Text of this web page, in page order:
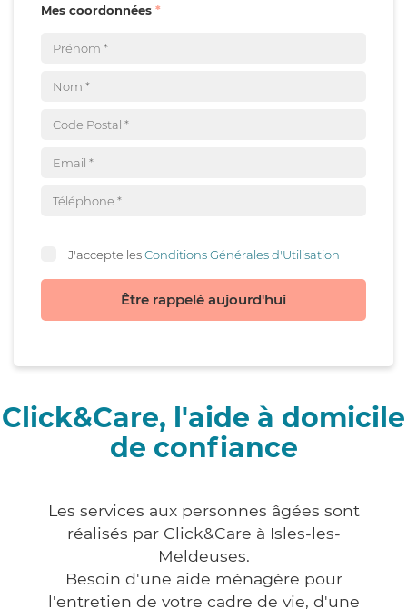
Mes coordonnées
J'accepte lesConditions Générales d'Utilisation
Être rappelé aujourd'hui
Click&Care, l'aide à domicile
de confiance
Les services aux personnes âgées sont
réalisés par Click&Care à Isles-les-
Meldeuses.
Besoin d'une aide ménagère pour
l'entretien de votre cadre de vie, d'une